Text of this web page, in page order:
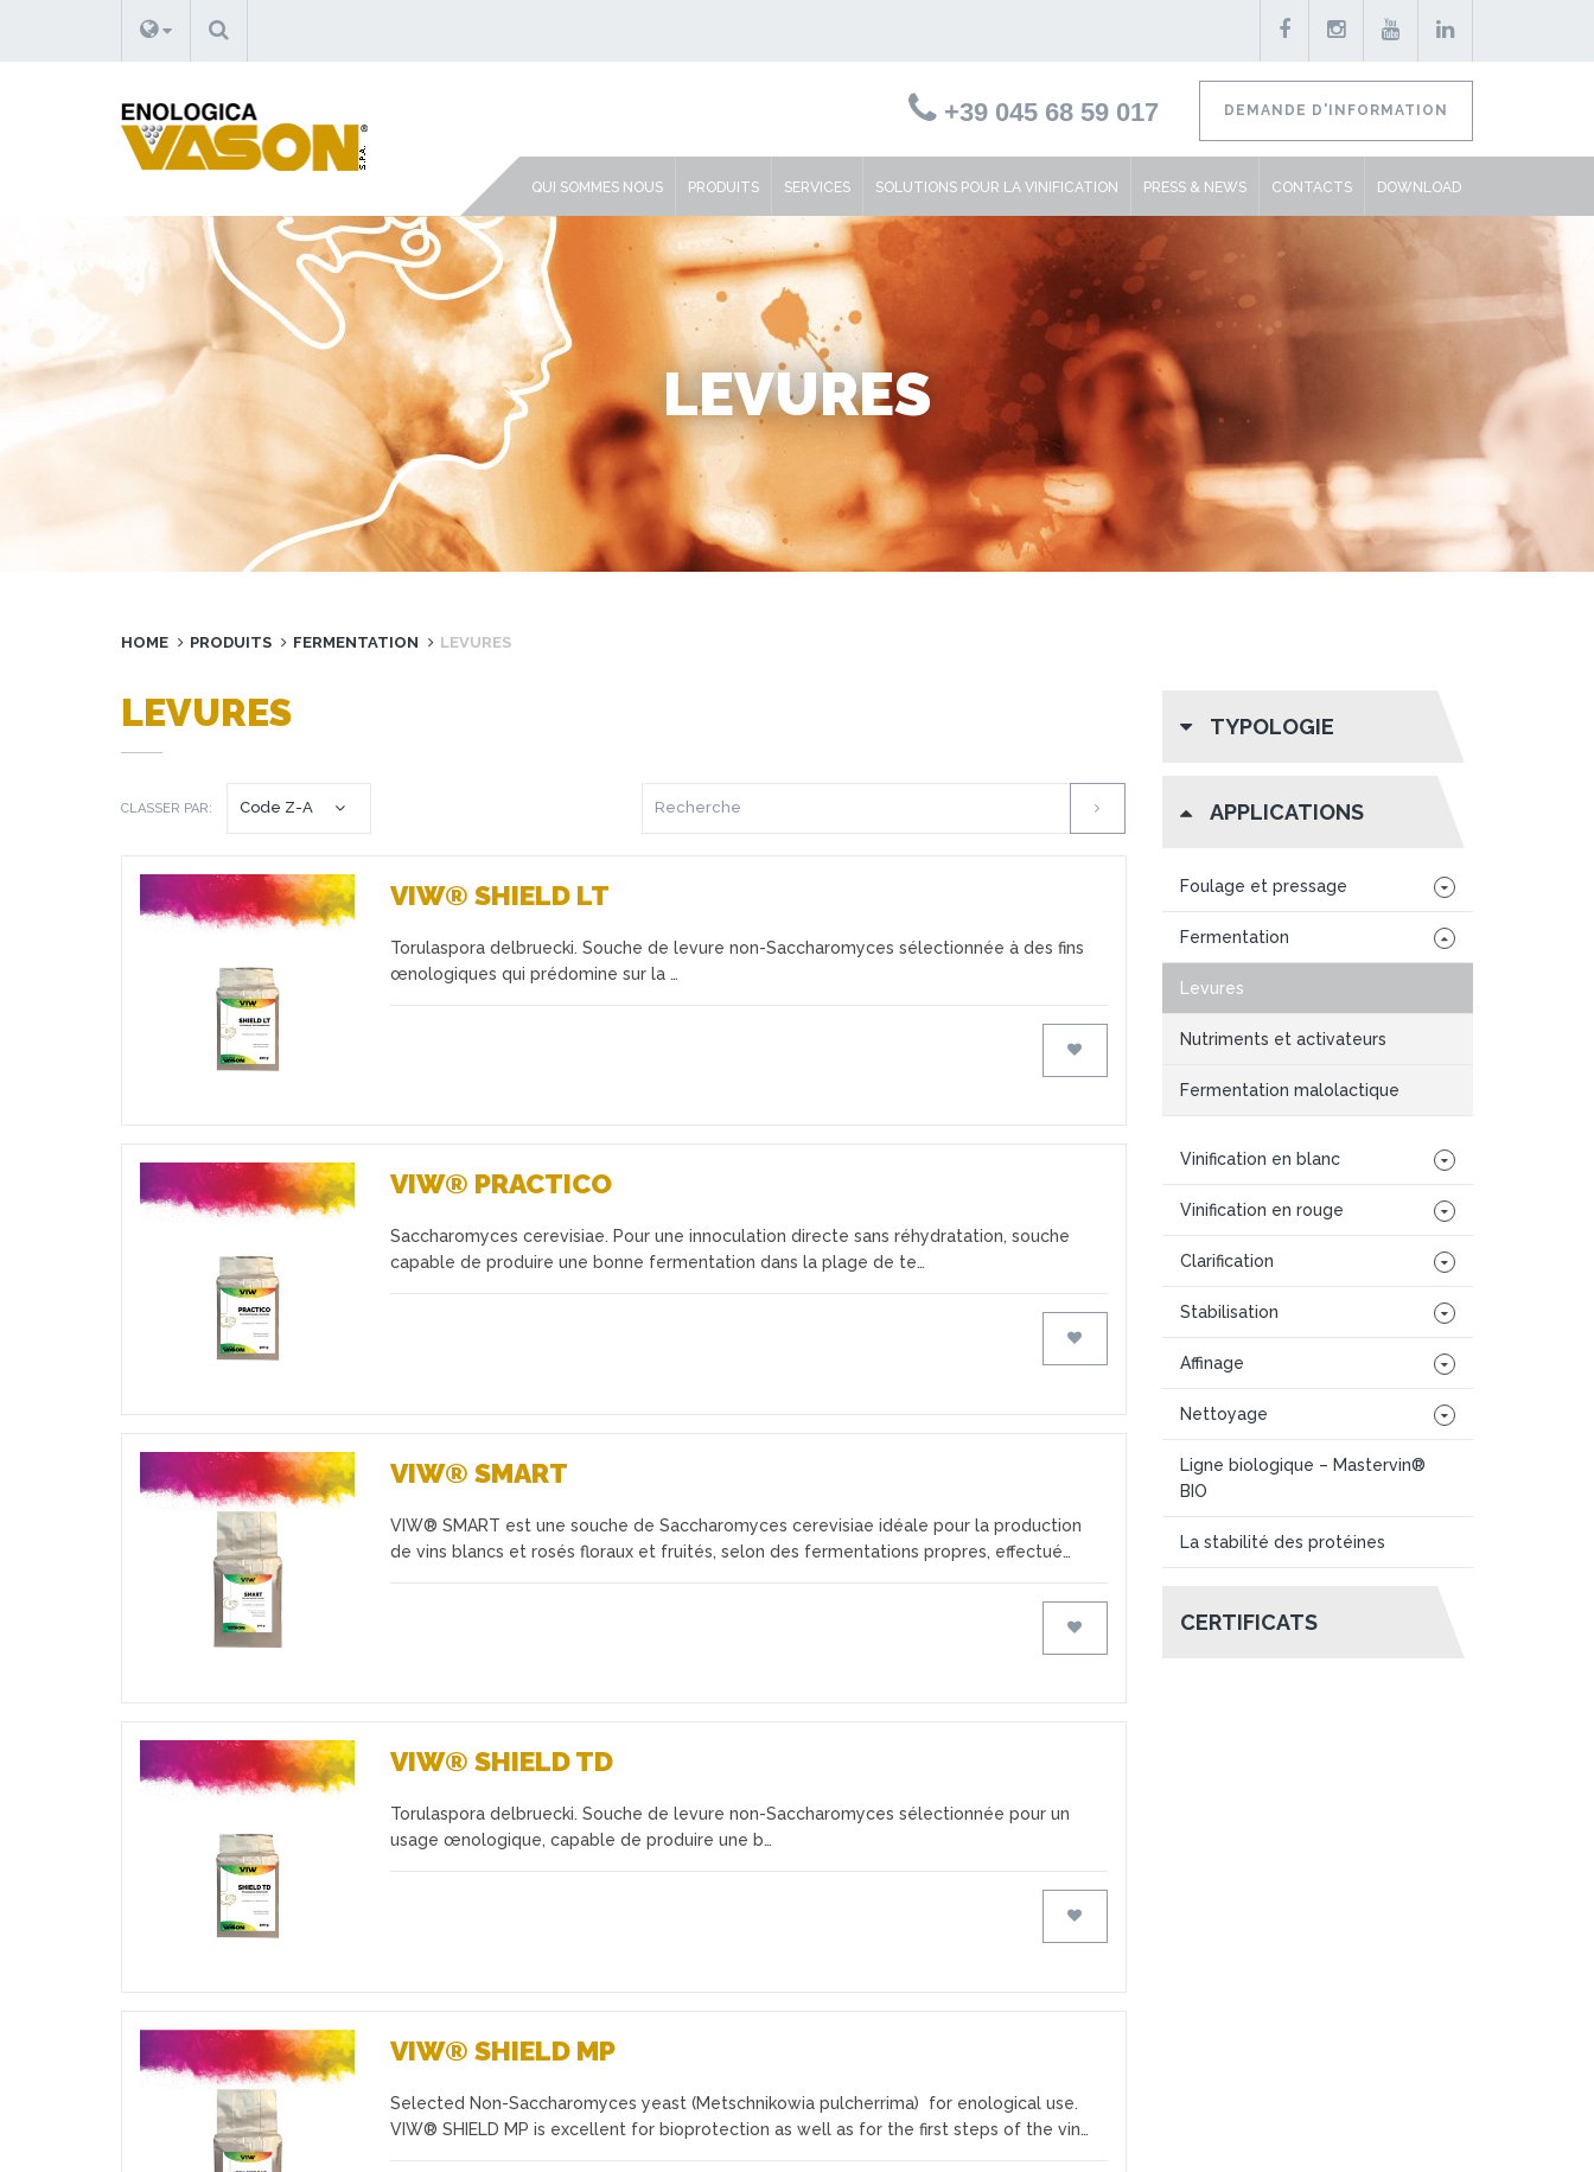
RECHERCHE
+39 045 68 59 017 DEMANDE D'INFORMATION
QUI SOMMES NOUS PRODUITS SERVICES SOLUTIONS POUR LA VINIFICATION PRESS & NEWS CONTACTS DOWNLOAD
LEVURES
HOME PRODUITS FERMENTATION LEVURES
LEVURES
CLASSER PAR:
VIW® SHIELD LT
Torulaspora delbruecki. Souche de levure non-Saccharomyces sélectionnée à des fins
œnologiques qui prédomine sur la …
FAVORIS
VIW® PRACTICO
Saccharomyces cerevisiae. Pour une innoculation directe sans réhydratation, souche
capable de produire une bonne fermentation dans la plage de te…
FAVORIS
VIW® SMART
VIW® SMART est une souche de Saccharomyces cerevisiae idéale pour la production
de vins blancs et rosés floraux et fruités, selon des fermentations propres, effectué…
FAVORIS
VIW® SHIELD TD
Torulaspora delbruecki. Souche de levure non-Saccharomyces sélectionnée pour un
usage œnologique, capable de produire une b…
FAVORIS
VIW® SHIELD MP
Selected Non-Saccharomyces yeast (Metschnikowia pulcherrima) for enological use.
VIW® SHIELD MP is excellent for bioprotection as well as for the first steps of the vin…
TYPOLOGIE
APPLICATIONS
Foulage et pressage
Fermentation
Levures
Nutriments et activateurs
Fermentation malolactique
Vinification en blanc
Vinification en rouge
Clarification
Stabilisation
Affinage
Nettoyage
Ligne biologique – Mastervin®
BIO
La stabilité des protéines
CERTIFICATS